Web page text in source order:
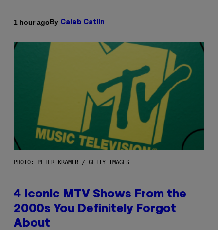
1 hour agoBy Caleb Catlin
PHOTO: PETER KRAMER / GETTY IMAGES
4 Iconic MTV Shows From the
2000s You Definitely Forgot
About